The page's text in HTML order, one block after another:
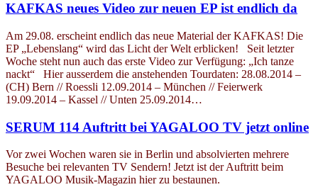
KAFKAS neues Video zur neuen EP ist endlich da
Am 29.08. erscheint endlich das neue Material der KAFKAS! Die
EP „Lebenslang“ wird das Licht der Welt erblicken! Seit letzter
Woche steht nun auch das erste Video zur Verfügung: „Ich tanze
nackt“ Hier ausserdem die anstehenden Tourdaten: 28.08.2014 –
(CH) Bern // Roessli 12.09.2014 – München // Feierwerk
19.09.2014 – Kassel // Unten 25.09.2014…
SERUM 114 Auftritt bei YAGALOO TV jetzt online
Vor zwei Wochen waren sie in Berlin und absolvierten mehrere
Besuche bei relevanten TV Sendern! Jetzt ist der Auftritt beim
YAGALOO Musik-Magazin hier zu bestaunen.